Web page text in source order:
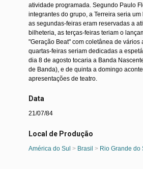
atividade programada. Segundo Paulo
integrantes do grupo, a Terreira seria
as segundas-feiras eram reservadas a
bilheteria, as terças-feiras teriam o
"Geração Beat" com coletânea de vários
quartas-feiras seriam dedicadas a
dia 8 de agosto tocaria a Banda
de Banda), e de quinta a domingo
apresentações de teatro.
Data
21/07/84
Local de Produção
América do Sul > Brasil > Rio Grande do